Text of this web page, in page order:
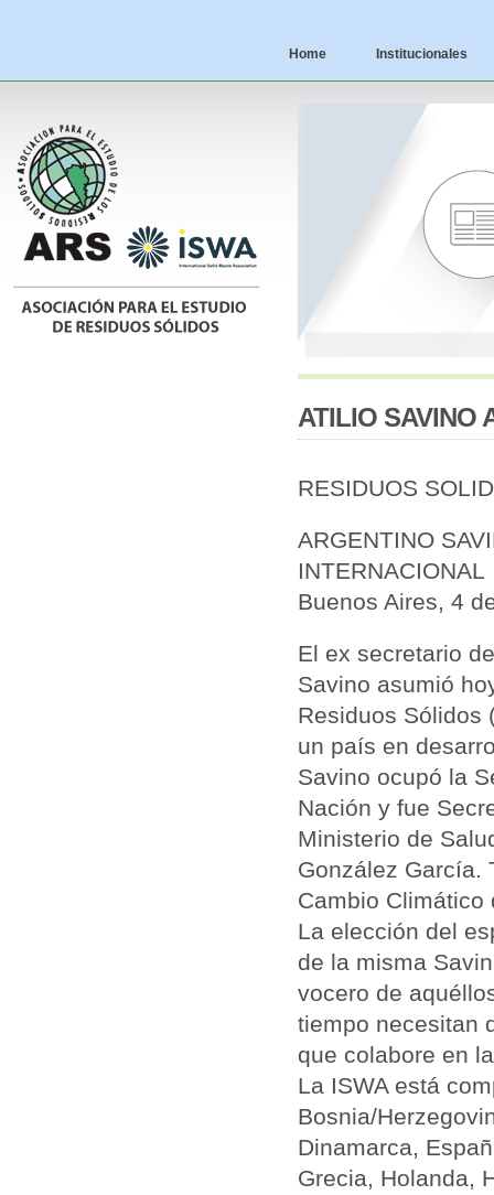
Home Institucionales
ATILIO SAVINO
RESIDUOS
ARGENTINO
INTERNACIONAL
Buenos Aires, 4
El ex secretario
Savino asumió
Residuos Sólidos
un país en
Savino ocupó la
Nación y fue
Ministerio de
González García.
Cambio Climático
La elección del
de la misma
vocero de
tiempo necesitan
que colabore en
La ISWA está
Bosnia/
Dinamarca,
Grecia, Holanda,